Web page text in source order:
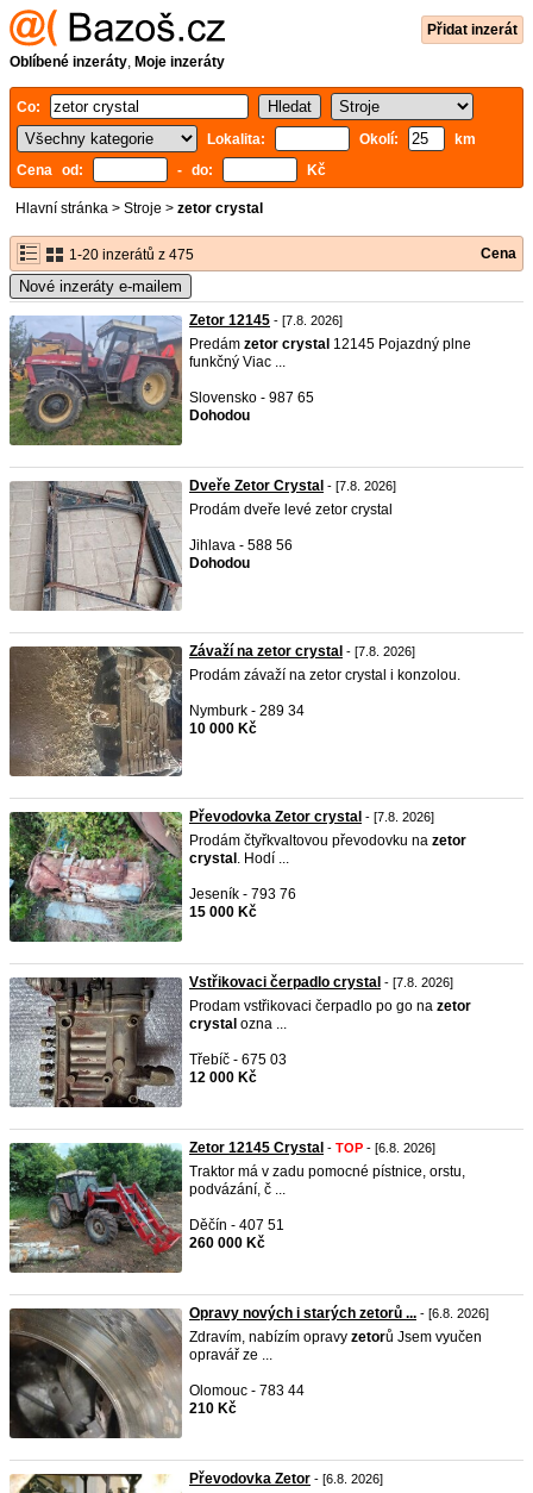
Přidat inzerát
Oblíbené inzeráty, Moje inzeráty
Co:
Lokalita:
Okolí:
km
Cena od:
- do: Kč
Hlavní stránka > Stroje > zetor crystal
1-20 inzerátů z 475 Cena
Nové inzeráty e-mailem
Zetor 12145 - [7.8. 2026]
Predám zetor crystal 12145 Pojazdný plne
funkčný Viac ...
Slovensko - 987 65
Dohodou
Dveře Zetor Crystal - [7.8. 2026]
Prodám dveře levé zetor crystal
Jihlava - 588 56
Dohodou
Závaží na zetor crystal - [7.8. 2026]
Prodám závaží na zetor crystal i konzolou.
Nymburk - 289 34
10 000 Kč
Převodovka Zetor crystal - [7.8. 2026]
Prodám čtyřkvaltovou převodovku na zetor
crystal . Hodí ...
Jeseník - 793 76
15 000 Kč
Vstřikovaci čerpadlo crystal - [7.8. 2026]
Prodam vstřikovaci čerpadlo po go na zetor
crystal ozna ...
Třebíč - 675 03
12 000 Kč
Zetor 12145 Crystal - TOP - [6.8. 2026]
Traktor má v zadu pomocné pístnice, orstu,
podvázání, č ...
Děčín - 407 51
260 000 Kč
Opravy nových i starých zetorů ... - [6.8. 2026]
Zdravím, nabízím opravy zetorů Jsem vyučen
opravář ze ...
Olomouc - 783 44
210 Kč
Převodovka Zetor - [6.8. 2026]